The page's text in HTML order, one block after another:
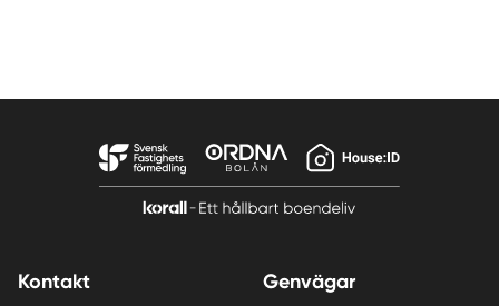
Kontakt Genvägar